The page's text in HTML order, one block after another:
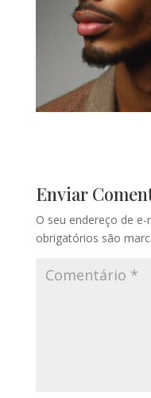
Enviar
O seu endereço de
obrigatórios são